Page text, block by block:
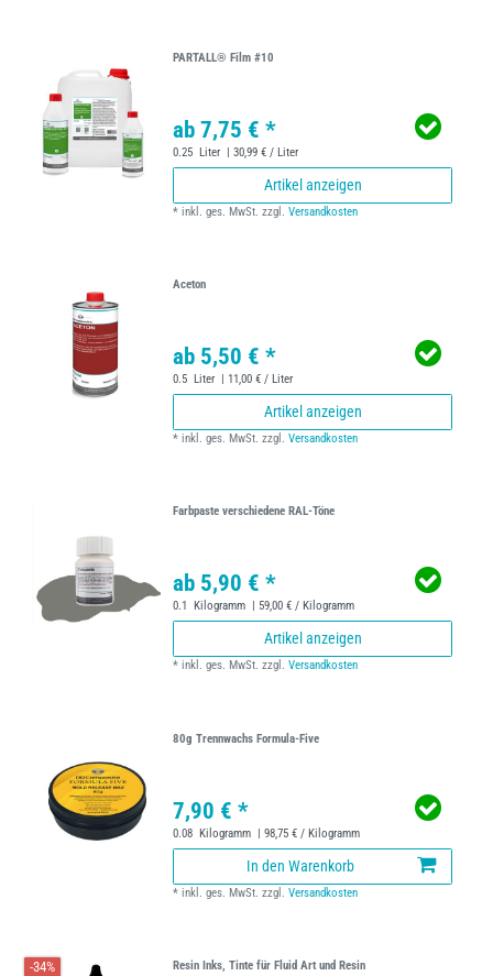
PARTALL® Film #10
ab 7,75 € *
0.25 Liter | 30,99 € / Liter
Artikel anzeigen
*inkl. ges. MwSt. zzgl.Versandkosten
Aceton
ab 5,50 € *
0.5 Liter | 11,00 € / Liter
Artikel anzeigen
*inkl. ges. MwSt. zzgl.Versandkosten
Farbpaste verschiedene RAL-Töne
ab 5,90 € *
0.1 Kilogramm | 59,00 € / Kilogramm
Artikel anzeigen
*inkl. ges. MwSt. zzgl.Versandkosten
80g Trennwachs Formula-Five
7,90 € *
0.08 Kilogramm | 98,75 € / Kilogramm
In den Warenkorb
*inkl. ges. MwSt. zzgl.Versandkosten
-34% Resin Inks, Tinte für Fluid Art und Resin